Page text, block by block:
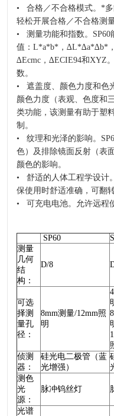
• 合格／不合格模式。*多
轻松开展合格／不合格测
• 测量功能和指数。SP60
值：L*a*b*，∆L*∆a*∆b*
∆Ecmc，∆ECIE94和XYZ
数。
• 遮盖度、颜色力度和色
颜色力度（表观、色度和
类功能，该测量有助于塑
制。
• 纹理和光泽的影响。
色）及排除镜面反射（表
颜色的影响。
• 舒适的人体工程学设计
保使用时舒适准确，可翻
• 可充电电池。允许远程
SP60
测量
几何
结
构：
D/8
可选
择测
量孔
径：
8mm测量/12mm照
明
侦测
器：
硅光电二极管（蓝
光增强）
测色
光
源：
脉冲钨丝灯
光谱